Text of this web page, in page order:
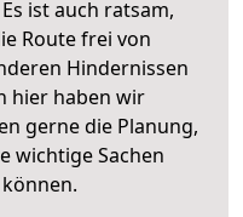
ist auch ratsam,
Route frei von
Hindernissen
hier haben wir
gerne die Planung,
wichtige Sachen